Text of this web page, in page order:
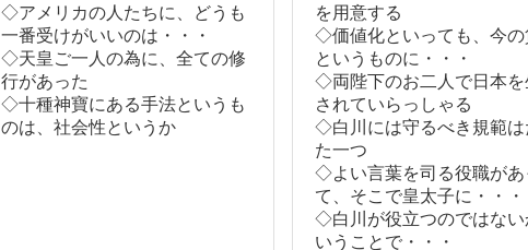
◇アメリカの人たちに、どうも
一番受けがいいのは・・・
◇天皇ご一人の為に、全ての修
行があった
◇十種神寶にある手法というも
のは、社会性というか
を用意する
◇価値化といっても、今の
というものに・・・
◇両陛下のお二人で日本を
されていらっしゃる
◇白川には守るべき規範は
た一つ
◇よい言葉を司る役職があ
て、そこで皇太子に・・・
◇白川が役立つのではない
いうことで・・・